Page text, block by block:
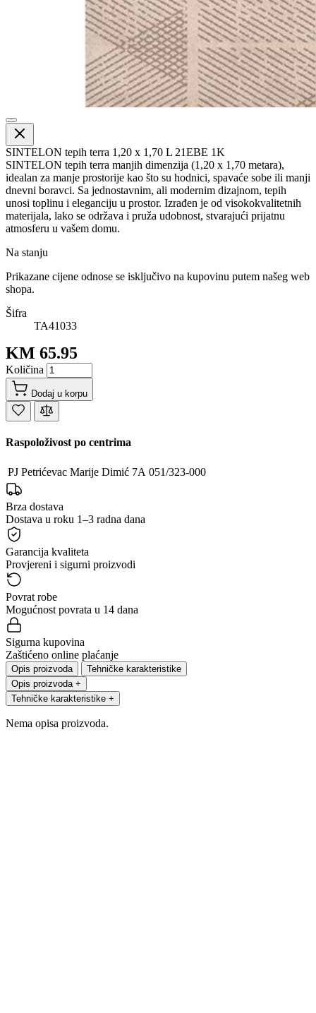
SINTELON tepih terra 1,20 x 1,70 L 21EBE 1K
SINTELON tepih terra manjih dimenzija (1,20 x 1,70 metara),
idealan za manje prostorije kao što su hodnici, spavaće sobe ili manji
dnevni boravci. Sa jednostavnim, ali modernim dizajnom, tepih
unosi toplinu i eleganciju u prostor. Izrađen je od visokokvalitetnih
materijala, lako se održava i pruža udobnost, stvarajući prijatnu
atmosferu u vašem domu.
Na stanju
Prikazane cijene odnose se isključivo na kupovinu putem našeg web
shopa.
Šifra
TA41033
KM 65.95
Količina
Dodaj u korpu
Raspoloživost po centrima
PJ Petrićevac Marije Dimić 7A 051/323-000
Brza dostava
Dostava u roku 1–3 radna dana
Garancija kvaliteta
Provjereni i sigurni proizvodi
Povrat robe
Mogućnost povrata u 14 dana
Sigurna kupovina
Zaštićeno online plaćanje
Opis proizvoda
Tehničke karakteristike
Opis proizvoda +
Tehničke karakteristike +
Nema opisa proizvoda.